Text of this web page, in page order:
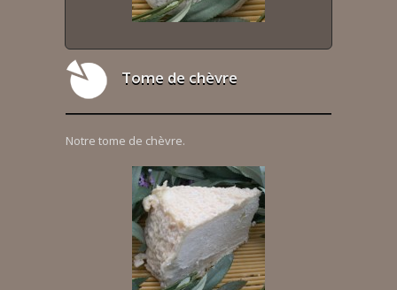
Tome de chèvre
Notre tome de chèvre.